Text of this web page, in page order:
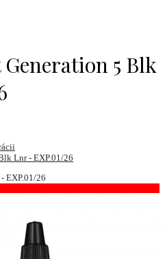
5 Blk
Lnr - EXP.01/26
EXP.01/26